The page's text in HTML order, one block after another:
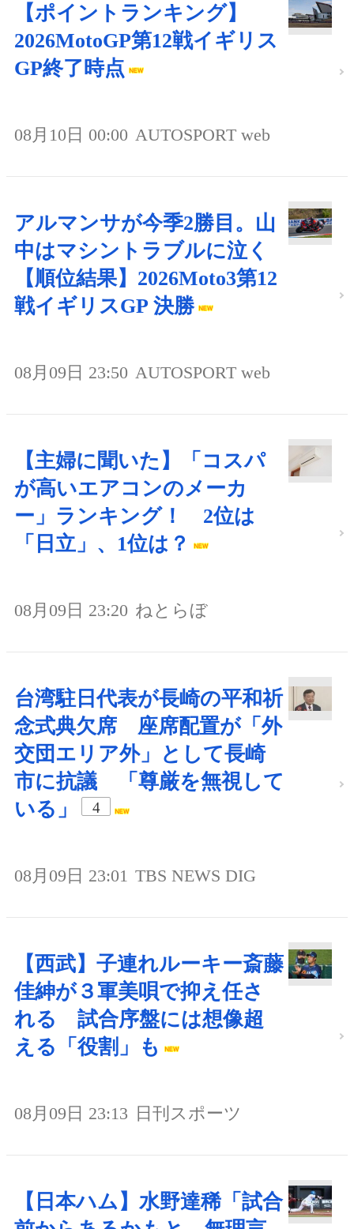
【ポイントランキング】
2026MotoGP第12戦イギリス
GP終了時点
08月10日 00:00 AUTOSPORT web
アルマンサが今季2勝目。山
中はマシントラブルに泣く
【順位結果】2026Moto3第12
戦イギリスGP 決勝
08月09日 23:50 AUTOSPORT web
【主婦に聞いた】「コスパ
が高いエアコンのメーカ
ー」ランキング！ 2位は
「日立」、1位は？
08月09日 23:20 ねとらぼ
台湾駐日代表が長崎の平和祈
念式典欠席 座席配置が「外
交団エリア外」として長崎
市に抗議 「尊厳を無視して
いる」
4
08月09日 23:01 TBS NEWS DIG
【西武】子連れルーキー斎藤
佳紳が３軍美唄で抑え任さ
れる 試合序盤には想像超
える「役割」も
08月09日 23:13 日刊スポーツ
【日本ハム】水野達稀「試合